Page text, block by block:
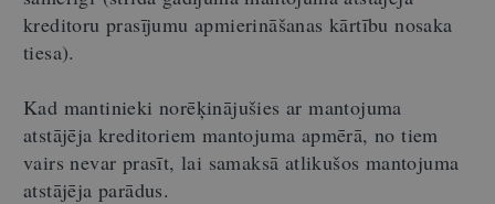
kreditoru prasījumu apmierināšanas kārtību nosaka
tiesa).
Kad mantinieki norēķinājušies ar mantojuma
atstājēja kreditoriem mantojuma apmērā, no tiem
vairs nevar prasīt, lai samaksā atlikušos mantojuma
atstājēja parādus.